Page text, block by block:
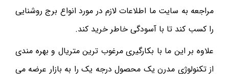
مراجعه به سایت ما اطلاعات لازم در مورد انواع برج روشنایی
را کسب کند تا با آسودگی خاطر خرید کند.
علاوه بر این ما با بکارگیری مرغوب ترین متریال و بهره مندی
از تکنولوژی مدرن یک محصول درجه یک را به بازار عرضه می